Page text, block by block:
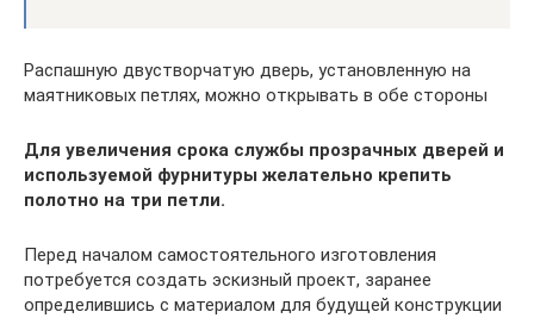
Распашную двустворчатую дверь, установленную на
маятниковых петлях, можно открывать в обе стороны
Для увеличения срока службы прозрачных дверей и
используемой фурнитуры желательно крепить
полотно на три петли.
Перед началом самостоятельного изготовления
потребуется создать эскизный проект, заранее
определившись с материалом для будущей конструкции